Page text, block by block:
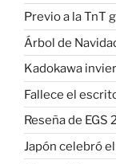
Previo a la TnT
Árbol de
Kadokawa
Fallece el
Reseña de EGS
Japón celebró